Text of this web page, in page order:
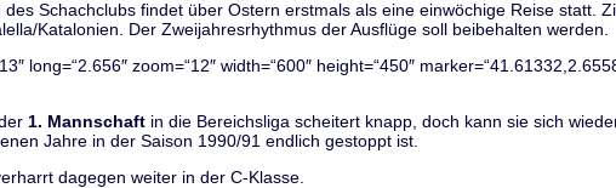
des Schachclubs findet über Ostern erstmals als eine einwöchige Reise statt.
Katalonien. Der Zweijahresrhythmus der Ausflüge soll beibehalten werden.
long=“2.656″ zoom=“12″ width=“600″ height=“450″
1. Mannschaft in die Bereichsliga scheitert knapp, doch kann sie sich
Jahre in der Saison 1990/91 endlich gestoppt ist.
dagegen weiter in der C-Klasse.